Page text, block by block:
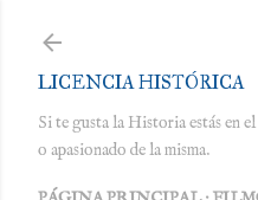
LICENCIA HISTÓRICA
Si te gusta la Historia estás en
o apasionado de la misma.